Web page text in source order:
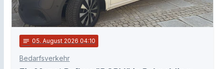
notes 05. August 2026 04:10
Bedarfsverkehr